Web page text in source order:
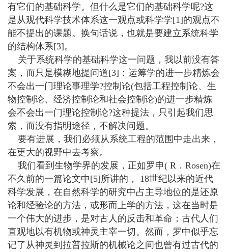
有它们的基础科学。但什么是它们的基础科学呢?这
是从观代科学技术体系这一观点或科学学[1]的观点不
能不提出的课题。换句话说，也就是要建立系统科学
的结构体系[3]。
关于系统科学的基础科学这一问题，我以前没有答
案，而只是模糊地提问道[3]：运筹学的进一步精炼会
不会出一门理论事理学?控制论(包括工程控制论、生
物控制论、经济控制论和社会控制论)的进一步精炼
会不会出一门理论控制论?这种提法，只引起我们思
索，而没有指明途径，不解决问题。
要有进展，我们必须从系统工程的范围中走出来，
在更大的视野中去考察。
我们看到生物学界的发展，正如罗申( R．Rosen)在
不久前的一篇论文中[5]所讲的， 18世纪以来的近代
科学发展，在自然科学的研究中占主导地位的是还原
论和经验论的方法，或形而上学的方法，这在当时是
一个伟大的进步，是对古人的反击和革命；古代人们
直观地以有机物或神灵主宰一切。然而，罗中似乎忘
记了从神灵到拉普拉斯的机械论之间也曾有过古代的